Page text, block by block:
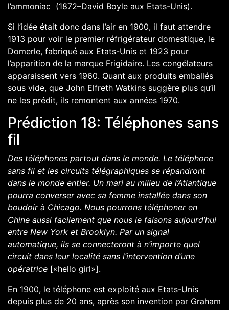
l’ammoniac (1872–David Boyle aux Etats-Unis).
Si l’idée était donc dans l’air en 1900, il faut attendre
1913 pour voir le premier réfrigérateur domestique, le
Domerle, fabriqué aux Etats-Unis et 1923 pour
l’apparition de la marque Frigidaire. Les congélateurs
apparaissent vers 1960. Quant aux produits emballés
sous vide, que John Elfreth Watkins suggère plus qu’il
ne les prédit, ils remontent aux années 1970.
Prédiction 18: Téléphones sans
fil
Des téléphones partout dans le monde. Le téléphone
sans fil et les circuits télégraphiques se répandront
dans le monde entier. Un mari au milieu de l’Atlantique
pourra converser avec sa femme installée dans son
boudoir à Chicago. Nous pourrons téléphoner en
Chine aussi facilement que nous le faisons aujourd’hui
entre New York et Brooklyn. Par un signal
automatique, ils se connecteront à n’importe quel
circuit dans leur localité sans l’intervention d’une
opératrice [«hello girl»].
En 1900, le téléphone est exploité aux Etats-Unis
depuis plus de 20 ans, après son invention par Graham